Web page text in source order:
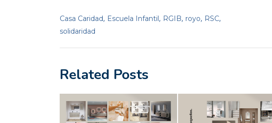
Casa Caridad, Escuela Infantil , RGIB, royo, RSC,
solidaridad
Related Posts